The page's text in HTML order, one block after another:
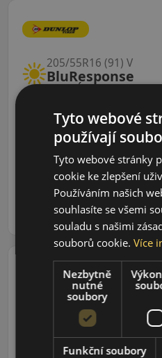
LETNÍ PNEU
BluResponse
205/55R16 (91) V
Údaje o štítku EPREL:
ks
CELOROČNÍ
Allseason 2 XL
185/65R15 (92) V
Tyto webové
používají
Tyto webové stránky
cookie ke zlepšení
Používáním našich
souhlasíte se všemi
souladu s našimi
souborů cookie.Více
Nezbytně
nutné
soubory
Funkční soubory